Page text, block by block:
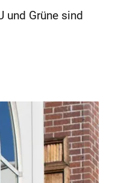
und Grüne sind